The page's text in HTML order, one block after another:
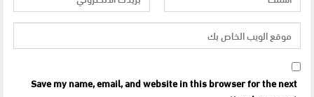
Save my name, email, and website in this browser for the next